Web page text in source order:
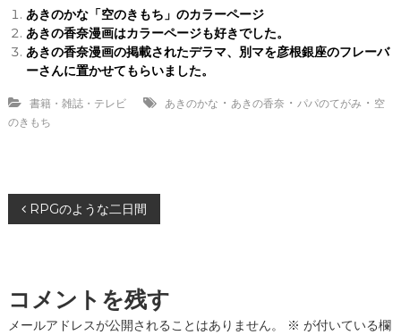
あきのかな「空のきもち」のカラーページ
あきの香奈漫画はカラーページも好きでした。
あきの香奈漫画の掲載されたデラマ、別マを彦根銀座のフレーバ
ーさんに置かせてもらいました。
書籍・雑誌・テレビ あきのかな ・ あきの香奈 ・ パパのてがみ・ 空
のきもち
投
ナ
RPGのような二日間
コメントを残す
メールアドレスが公開されることはありません。 ※ が付いている欄